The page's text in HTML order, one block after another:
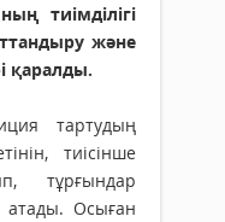
тиімділігі
және
қаралды.
тартудың
тиісінше
тұрғындар
Осыған